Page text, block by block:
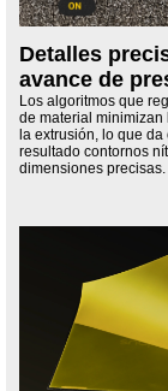
Detalles
avance de
Los algoritmos que
de material minimizan
la extrusión, lo que da
resultado contornos
dimensiones precisas.